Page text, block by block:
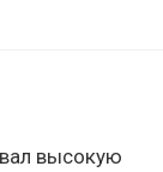
высокую